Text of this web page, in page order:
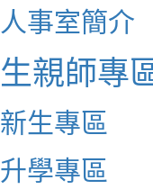
人事室簡介
生親師專
新生專區
升學專區